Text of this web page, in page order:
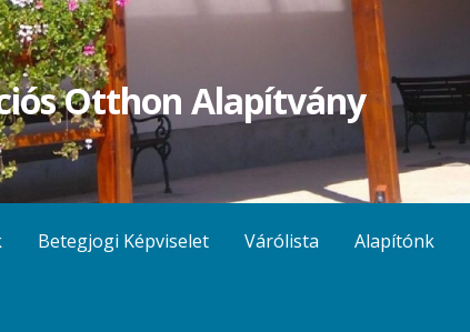
Otthon Alapítvány
Betegjogi Képviselet Várólista Alapítónk